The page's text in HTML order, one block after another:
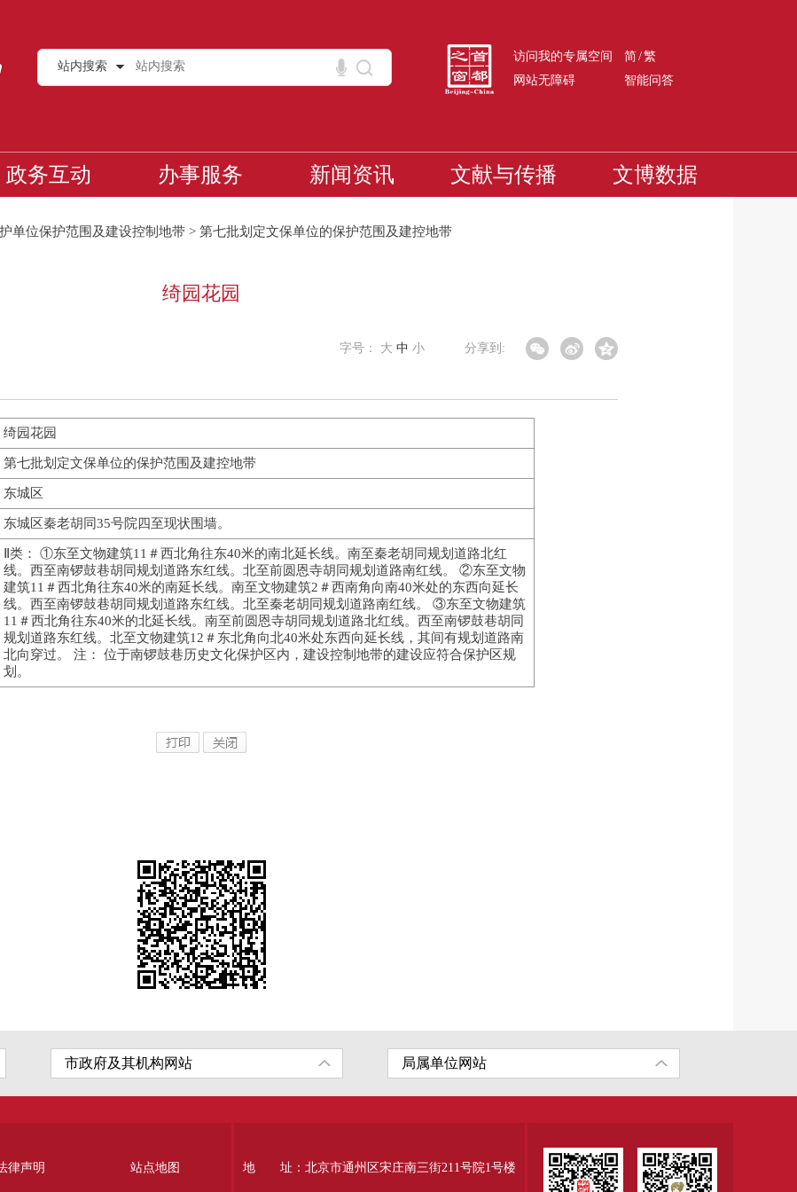
站内搜索
访问我的专属空间 简/繁
网站无障碍
智能问答
政务互动 办事服务 新闻资讯 文献与传播 文博数据
单位保护范围及建设控制地带 > 第七批划定文保单位的保护范围及建控地带
绮园花园
分享到:
字号： 大 中 小
绮园花园
第七批划定文保单位的保护范围及建控地带
东城区
东城区秦老胡同35号院四至现状围墙。
Ⅱ类： ①东至文物建筑11＃西北角往东40米的南北延长线。南至秦老胡同规划道路北红
线。西至南锣鼓巷胡同规划道路东红线。北至前圆恩寺胡同规划道路南红线。 ②东至文物
建筑11＃西北角往东40米的南延长线。南至文物建筑2＃西南角向南40米处的东西向延长
线。西至南锣鼓巷胡同规划道路东红线。北至秦老胡同规划道路南红线。 ③东至文物建筑
11＃西北角往东40米的北延长线。南至前圆恩寺胡同规划道路北红线。西至南锣鼓巷胡同
规划道路东红线。北至文物建筑12＃东北角向北40米处东西向延长线，其间有规划道路南
北向穿过。 注： 位于南锣鼓巷历史文化保护区内，建设控制地带的建设应符合保护区规
划。
律声明 站点地图 地 址：北京市通州区宋庄南三街211号院1号楼